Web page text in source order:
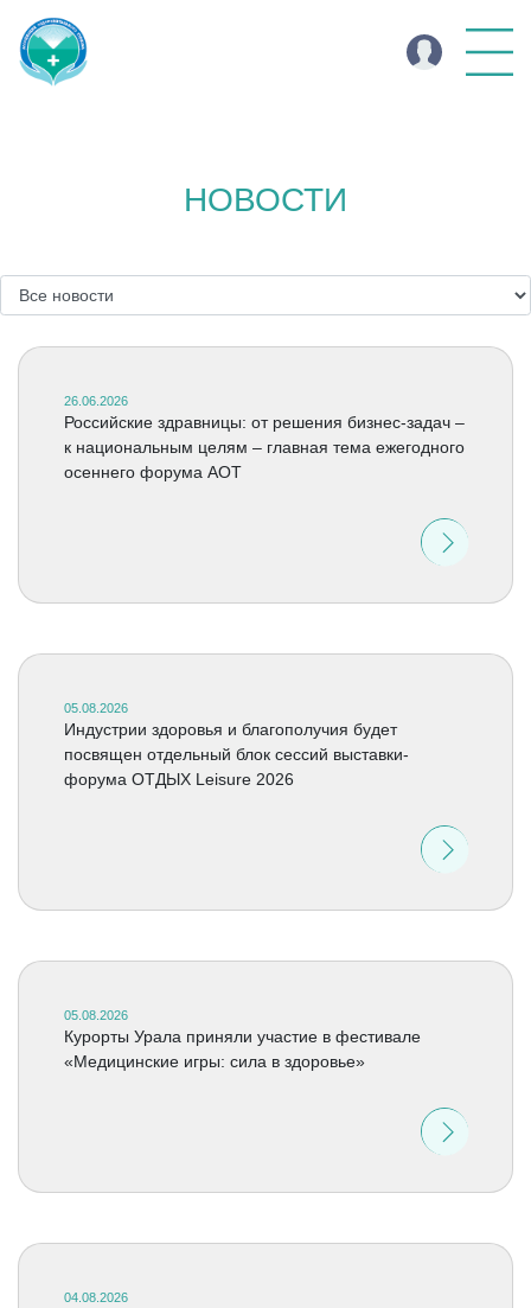
НОВОСТИ
26.06.2026
Российские здравницы: от решения бизнес-задач –
к национальным целям – главная тема ежегодного
осеннего форума АОТ
05.08.2026
Индустрии здоровья и благополучия будет
посвящен отдельный блок сессий выставки-
форума ОТДЫХ Leisure 2026
05.08.2026
Курорты Урала приняли участие в фестивале
«Медицинские игры: сила в здоровье»
04.08.2026